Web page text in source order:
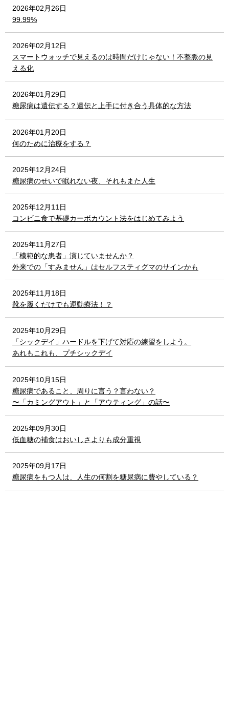
2026年02月26日
99.99%
2026年02月12日
スマートウォッチで見えるのは時間だけじゃない！不整脈の見
える化
2026年01月29日
糖尿病は遺伝する？遺伝と上手に付き合う具体的な方法
2026年01月20日
何のために治療をする？
2025年12月24日
糖尿病のせいで眠れない夜、それもまた人生
2025年12月11日
コンビニ食で基礎カーボカウント法をはじめてみよう
2025年11月27日
「模範的な患者」演じていませんか？
外来での「すみません」はセルフスティグマのサインかも
2025年11月18日
靴を履くだけでも運動療法！？
2025年10月29日
「シックデイ」ハードルを下げて対応の練習をしよう。
あれもこれも、プチシックデイ
2025年10月15日
糖尿病であること、周りに言う？言わない？
〜「カミングアウト」と「アウティング」の話〜
2025年09月30日
低血糖の補食はおいしさよりも成分重視
2025年09月17日
糖尿病をもつ人は、人生の何割を糖尿病に費やしている？